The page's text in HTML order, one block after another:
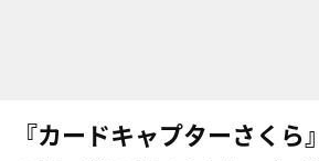
『カードキャプターさくら